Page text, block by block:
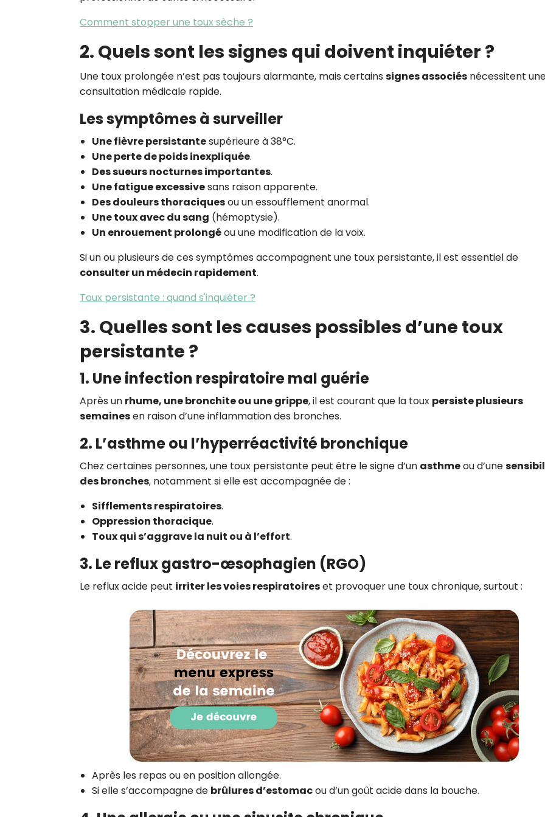
Comment stopper une toux sèche ?
2. Quels sont les signes qui doivent inquiéter ?
Une toux prolongée n’est pas toujours alarmante, mais certains signes associés nécessitent
consultation médicale rapide.
Les symptômes à surveiller
Une fièvre persistantesupérieure à 38°C.
Une perte de poids inexpliquée.
Des sueurs nocturnes importantes.
Une fatigue excessivesans raison apparente.
Des douleurs thoraciquesou un essoufflement anormal.
Une toux avec du sang (hémoptysie).
Un enrouement prolongéou une modification de la voix.
Si un ou plusieurs de ces symptômes accompagnent une toux persistante, il est essentiel de
consulter un médecin rapidement.
Toux persistante : quand s'inquiéter ?
3. Quelles sont les causes possibles d’une toux
persistante ?
1. Une infection respiratoire mal guérie
Après un rhume, une bronchite ou une grippe, il est courant que la toux persiste plusieurs
semainesen raison d’une inflammation des bronches.
2. L’asthme ou l’hyperréactivité bronchique
Chez certaines personnes, une toux persistante peut être le signe d’un asthmeou d’une
des bronches, notamment si elle est accompagnée de :
Sifflements respiratoires.
Oppression thoracique.
Toux qui s’aggrave la nuit ou à l’effort.
3. Le reflux gastro-œsophagien (RGO)
Le reflux acide peut irriter les voies respiratoireset provoquer une toux chronique, surtout :
Après les repas ou en position allongée.
Si elle s’accompagne de brûlures d’estomacou d’un goût acide dans la bouche.